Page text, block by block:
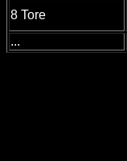
8 Tore
...